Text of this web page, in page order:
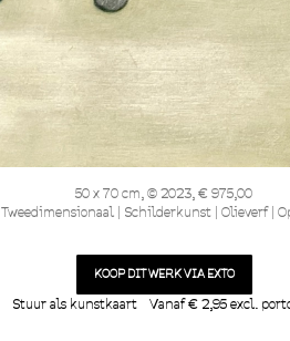
50 x 70 cm, © 2023, € 975,00
Tweedimensionaal | Schilderkunst | Olieverf |
KOOP DIT WERK VIA EXTO
Stuur als kunstkaart Vanaf € 2,95 excl.